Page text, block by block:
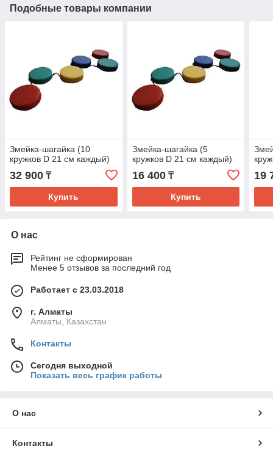
Подобные товары компании
Змейка-шагайка (10
кружков D 21 см каждый)
32 900 ₸
Купить
Змейка-шагайка (5
кружков D 21 см каждый)
16 400₸
Купить
19
О нас
Рейтинг не сформирован
Менее 5 отзывов за последний год
Работает с 23.03.2018
г. Алматы
Алматы, Казахстан
Контакты
Сегодня выходной
Показать весь график работы
О нас
Контакты